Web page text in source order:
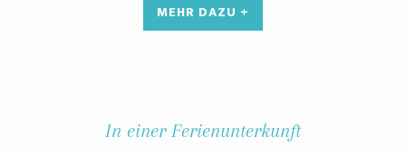
MEHR DAZU +
In einer Ferienunterkunft